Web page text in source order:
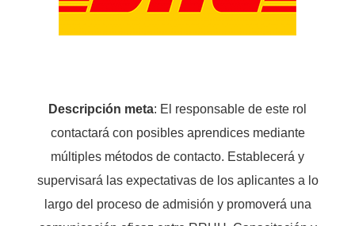
Descripción meta: El responsable de este rol
contactará con posibles aprendices mediante
múltiples métodos de contacto. Establecerá y
supervisará las expectativas de los aplicantes a lo
largo del proceso de admisión y promoverá una